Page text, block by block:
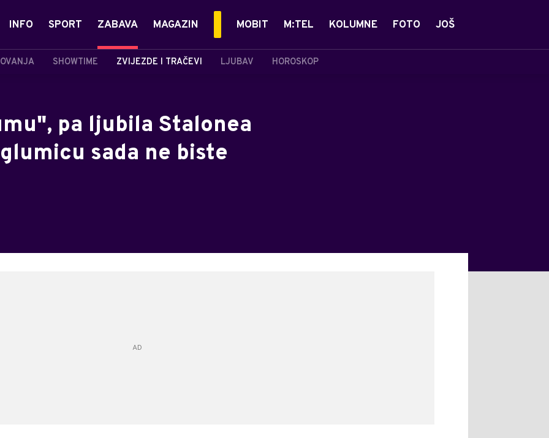
INFO SPORT ZABAVA
SHOWTIME ZVIJEZDE I TRAČEVI LJUBAV HOROSKOP
MAGAZIN MOBIT M:TEL KOLUMNE FOTO JOŠ
pa ljubila Stalonea
sada ne biste